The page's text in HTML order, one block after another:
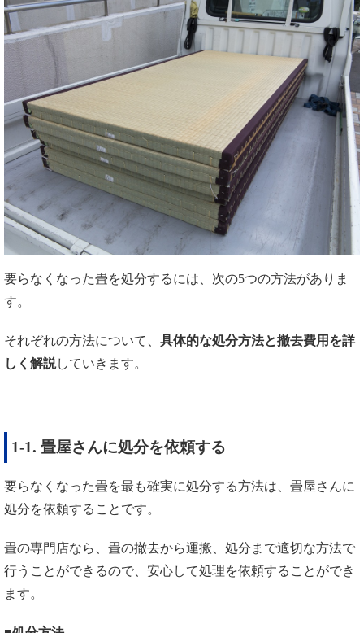
要らなくなった畳を処分するには、次の5つの方法がありま
す。
それぞれの方法について、 具体的な処分方法と撤去費用を詳
しく解説していきます。
1-1. 畳屋さんに処分を依頼する
要らなくなった畳を最も確実に処分する方法は、畳屋さんに
処分を依頼することです。
畳の専門店なら、畳の撤去から運搬、処分まで適切な方法で
行うことができるので、安心して処理を依頼することができ
ます。